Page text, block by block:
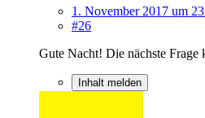
1. November 2017 um
#26
Gute Nacht! Die nächste Frage
Inhalt melden